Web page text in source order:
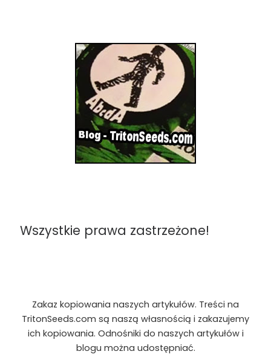
Wszystkie prawa zastrzeżone!
Zakaz kopiowania naszych artykułów. Treści na
TritonSeeds.com są naszą własnością i zakazujemy
ich kopiowania. Odnośniki do naszych artykułów i
blogu można udostępniać.